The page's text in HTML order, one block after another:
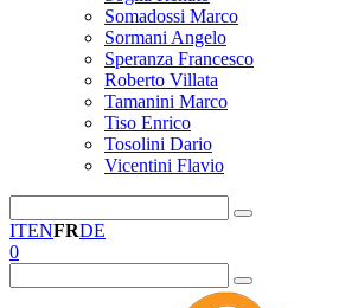
Somadossi Marco
Sormani Angelo
Speranza Francesco
Roberto Villata
Tamanini Marco
Tiso Enrico
Tosolini Dario
Vicentini Flavio
ITENFRDE
0